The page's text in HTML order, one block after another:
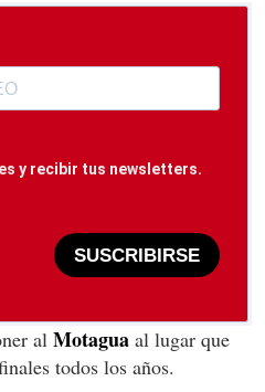
y recibir tus newsletters.
SUSCRIBIRSE
al Motagua al lugar que
todos los años.